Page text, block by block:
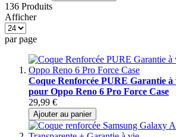
136 Produits
Afficher
par page
Coque Renforcée PURE Garantie
pour Oppo Reno 6 Pro Force Case
29,99 €
Ajouter au panier